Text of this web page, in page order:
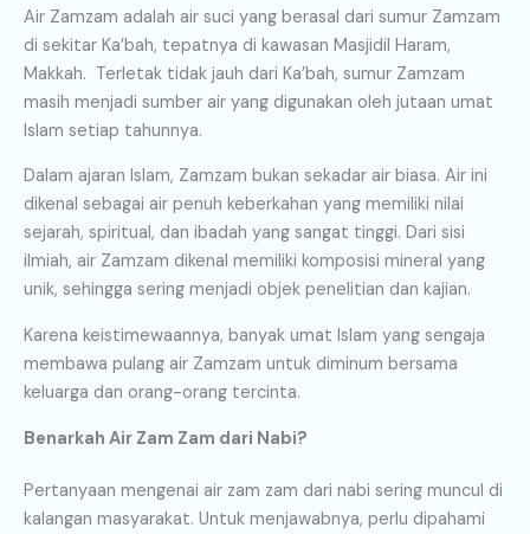
Air Zamzam adalah air suci yang berasal dari sumur Zamzam
di sekitar Ka’bah, tepatnya di kawasan Masjidil Haram,
Makkah. Terletak tidak jauh dari Ka’bah, sumur Zamzam
masih menjadi sumber air yang digunakan oleh jutaan umat
Islam setiap tahunnya.
Dalam ajaran Islam, Zamzam bukan sekadar air biasa. Air ini
dikenal sebagai air penuh keberkahan yang memiliki nilai
sejarah, spiritual, dan ibadah yang sangat tinggi. Dari sisi
ilmiah, air Zamzam dikenal memiliki komposisi mineral yang
unik, sehingga sering menjadi objek penelitian dan kajian.
Karena keistimewaannya, banyak umat Islam yang sengaja
membawa pulang air Zamzam untuk diminum bersama
keluarga dan orang-orang tercinta.
Benarkah Air Zam Zam dari Nabi?
Pertanyaan mengenai air zam zam dari nabi sering muncul di
kalangan masyarakat. Untuk menjawabnya, perlu dipahami